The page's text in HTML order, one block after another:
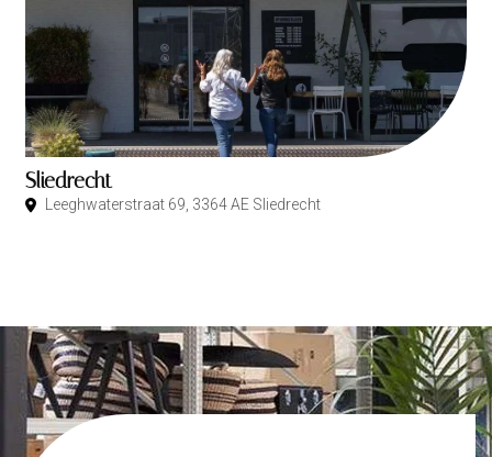
Sliedrecht
Leeghwaterstraat 69, 3364 AE Sliedrecht